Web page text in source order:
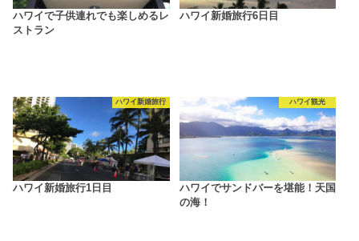
ハワイで子供連れでも楽しめるレ
ストラン
ハワイ新婚旅行6日目
ハワイ新婚旅行
ハワイ新婚旅行1日目
ハワイ観光
ハワイでサンドバーを堪能！天国
の海！